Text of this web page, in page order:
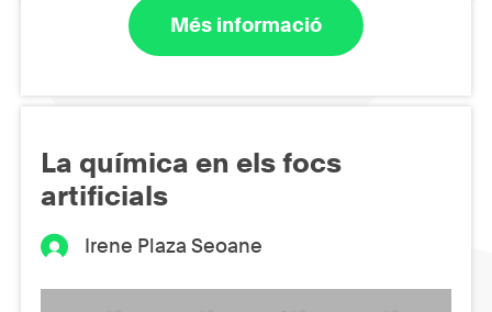
Més informació
La química en els focs
artificials
Irene Plaza Seoane